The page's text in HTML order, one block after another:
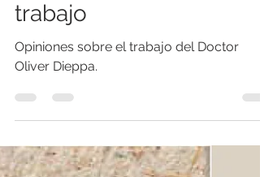
Opiniones sobre nuestro
trabajo
Opiniones sobre el trabajo del Doctor